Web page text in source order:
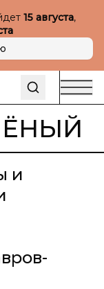
15 августа,
и